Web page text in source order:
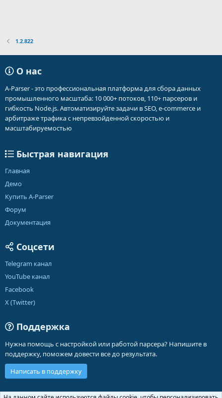
1.2.822
О нас
A-Parser - это профессиональная платформа для сбора данных
промышленного масштаба: 10 000+ потоков, 110+ парсеров и
гибкость Node.js. Автоматизируйте задачи в SEO, e-commerce и
арбитраже трафика с непревзойденной скоростью и
масштабируемостью
Быстрая навигация
Главная
Демо
Купить A-Parser
Форум
Документация
Соцсети
Telegram канал
YouTube канал
Facebook
X (Twitter)
Поддержка
Нужна помощь с настройкой или работой парсера? Напишите в
поддержку, поможем довести все до результата.
Написать в поддержку
Russian (RU)